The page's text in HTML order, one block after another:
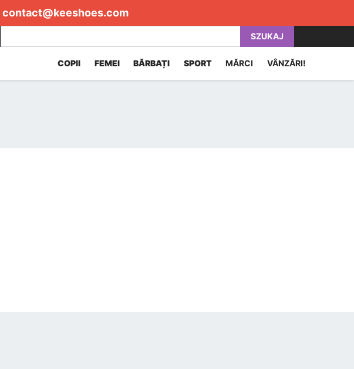
contact@keeshoes.com
SZUKAJ
COPII FEMEI BĂRBAȚI SPORT MĂRCI VÂNZĂRI!